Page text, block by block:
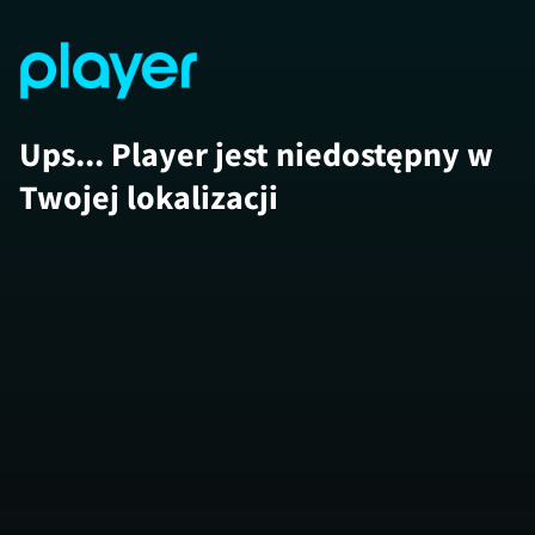
Ups... Player jest niedostępny w
Twojej lokalizacji